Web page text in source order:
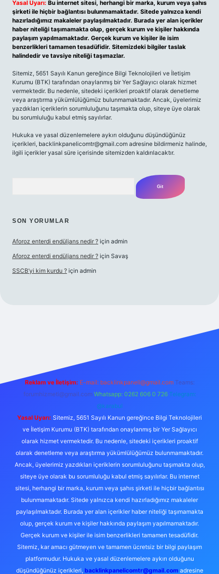
Yasal Uyarı: Bu internet sitesi, herhangi bir marka, kurum veya şahıs
şirketi ile hiçbir bağlantısı bulunmamaktadır. Sitede yalnızca kendi
hazırladığımız makaleler paylaşılmaktadır. Burada yer alan içerikler
haber niteliği taşımamakta olup, gerçek kurum ve kişiler hakkında
paylaşım yapılmamaktadır. Gerçek kurum ve kişiler ile isim
benzerlikleri tamamen tesadüfidir. Sitemizdeki bilgiler taslak
halindedir ve tavsiye niteliği taşımazlar.
Sitemiz, 5651 Sayılı Kanun gereğince Bilgi Teknolojileri ve İletişim
Kurumu (BTK) tarafından onaylanmış bir Yer Sağlayıcı olarak hizmet
vermektedir. Bu nedenle, sitedeki içerikleri proaktif olarak denetleme
veya araştırma yükümlülüğümüz bulunmamaktadır. Ancak, üyelerimiz
yazdıkları içeriklerin sorumluluğunu taşımakta olup, siteye üye olarak
bu sorumluluğu kabul etmiş sayılırlar.
Hukuka ve yasal düzenlemelere aykırı olduğunu düşündüğünüz
içerikleri, backlinkpanelicomtr@gmail.com adresine bildirmeniz halinde,
ilgili içerikler yasal süre içerisinde sitemizden kaldırılacaktır.
SON YORUMLAR
Aforoz enterdi endüljans nedir ? için admin
Aforoz enterdi endüljans nedir ? için Savaş
SSCB’yi kim kurdu ? için admin
Reklam ve İletişim: E-mail: backlinkpaneli@gmail.com Teams:
forumhizmeti@gmail.com Whatsapp: 0262 606 0 726 Telegram:
@karabul
Yasal Uyarı: Sitemiz, 5651 Sayılı Kanun gereğince Bilgi Teknolojileri
ve İletişim Kurumu (BTK) tarafından onaylanmış bir Yer Sağlayıcı
olarak hizmet vermektedir. Bu nedenle, sitedeki içerikleri proaktif
olarak denetleme veya araştırma yükümlülüğümüz bulunmamaktadır.
Ancak, üyelerimiz yazdıkları içeriklerin sorumluluğunu taşımakta olup,
siteye üye olarak bu sorumluluğu kabul etmiş sayılırlar. Bu internet
sitesi, herhangi bir marka, kurum veya şahıs şirketi ile hiçbir bağlantısı
bulunmamaktadır. Sitede yalnızca kendi hazırladığımız makaleler
paylaşılmaktadır. Burada yer alan içerikler haber niteliği taşımamakta
olup, gerçek kurum ve kişiler hakkında paylaşım yapılmamaktadır.
Gerçek kurum ve kişiler ile isim benzerlikleri tamamen tesadüfidir.
Sitemiz, kar amacı gütmeyen ve tamamen ücretsiz bir bilgi paylaşım
platformudur. Hukuka ve yasal düzenlemelere aykırı olduğunu
düşündüğünüz içerikleri, backlinkpanelicomtr@gmail.comadresine